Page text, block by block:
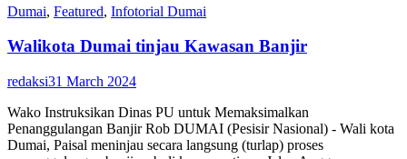
Dumai, Featured, Infotorial Dumai
Walikota Dumai tinjau Kawasan Banjir
redaksi31 March 2024
Wako Instruksikan Dinas PU untuk Memaksimalkan
Penanggulangan Banjir Rob DUMAI (Pesisir Nasional) - Wali kota
Dumai, Paisal meninjau secara langsung (turlap) proses